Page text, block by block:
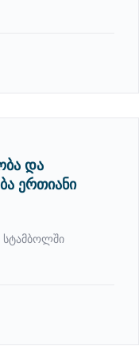
და
ერთიანი
სტამბოლში